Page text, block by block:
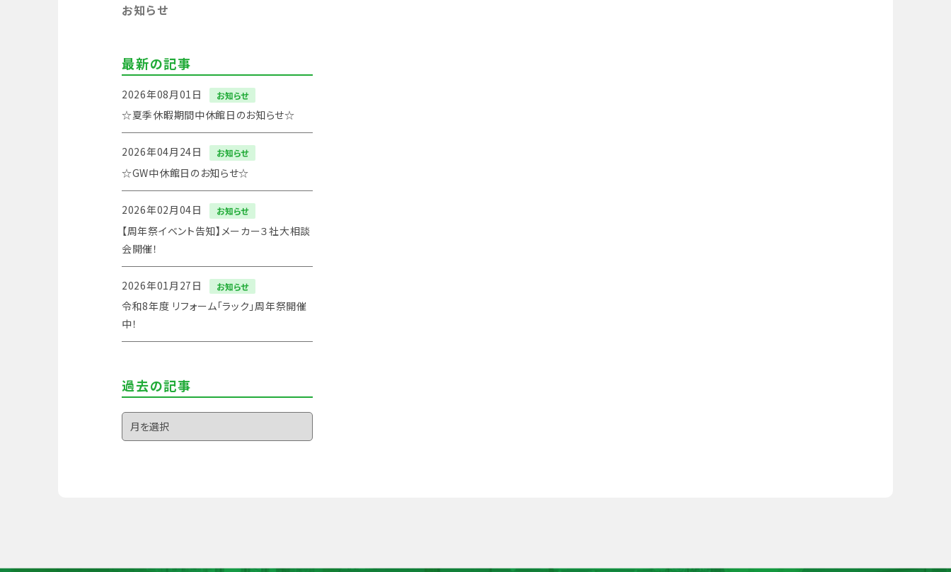
お知らせ
最新の記事
2026年08月01日 お知らせ
☆夏季休暇期間中休館日のお知らせ☆
2026年04月24日 お知らせ
☆GW中休館日のお知らせ☆
2026年02月04日 お知らせ
【周年祭イベント告知】メーカー３社大相談
会開催！
2026年01月27日 お知らせ
令和8年度 リフォーム「ラック」周年祭開催
中！
過去の記事